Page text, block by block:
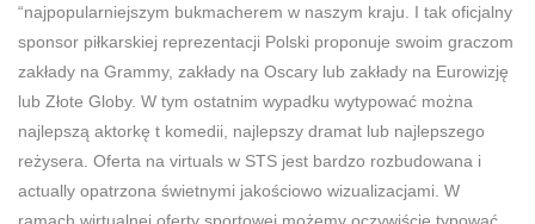
“najpopularniejszym bukmacherem w naszym kraju. I tak oficjalny
sponsor piłkarskiej reprezentacji Polski proponuje swoim graczom
zakłady na Grammy, zakłady na Oscary lub zakłady na Eurowizję
lub Złote Globy. W tym ostatnim wypadku wytypować można
najlepszą aktorkę t komedii, najlepszy dramat lub najlepszego
reżysera. Oferta na virtuals w STS jest bardzo rozbudowana i
actually opatrzona świetnymi jakościowo wizualizacjami. W